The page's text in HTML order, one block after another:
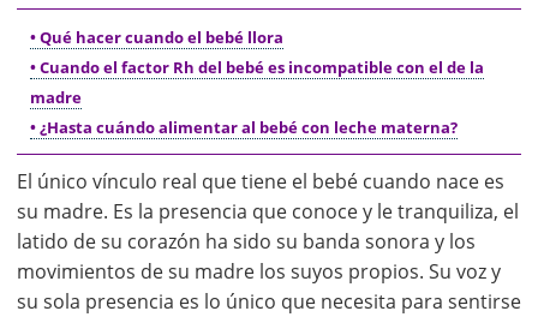
• Qué hacer cuando el bebé llora
• Cuando el factor Rh del bebé es incompatible con el de la
madre
• ¿Hasta cuándo alimentar al bebé con leche materna?
El único vínculo real que tiene el bebé cuando nace es
su madre. Es la presencia que conoce y le tranquiliza, el
latido de su corazón ha sido su banda sonora y los
movimientos de su madre los suyos propios. Su voz y
su sola presencia es lo único que necesita para sentirse